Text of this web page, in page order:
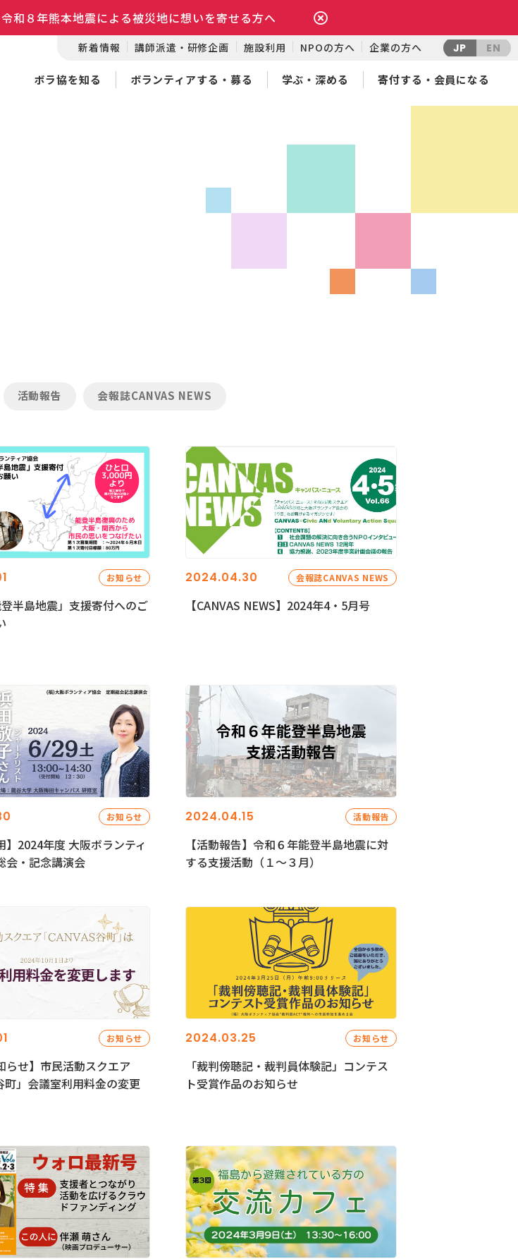
和８年熊本地震による被災地に想いを寄せる方へ
新着情報 講師派遣・研修企画 施設利用 NPOの方へ 企業の方へ JP EN
ボラ協を知る ボランティアする・募る 学ぶ・深める 寄付する・会員になる
活動報告 会報誌CANVAS NEWS
お知らせ
登半島地震」支援寄付へのご
2024.04.30 会報誌CANVAS NEWS
【CANVAS NEWS】2024年4・5月号
お知らせ
】2024年度 大阪ボランティ
会・記念講演会
2024.04.15 活動報告
【活動報告】令和６年能登半島地震に対
する支援活動（１〜３月）
お知らせ
らせ】市民活動スクエア
町」会議室利用料金の変更
2024.03.25 お知らせ
「裁判傍聴記・裁判員体験記」コンテス
ト受賞作品のお知らせ